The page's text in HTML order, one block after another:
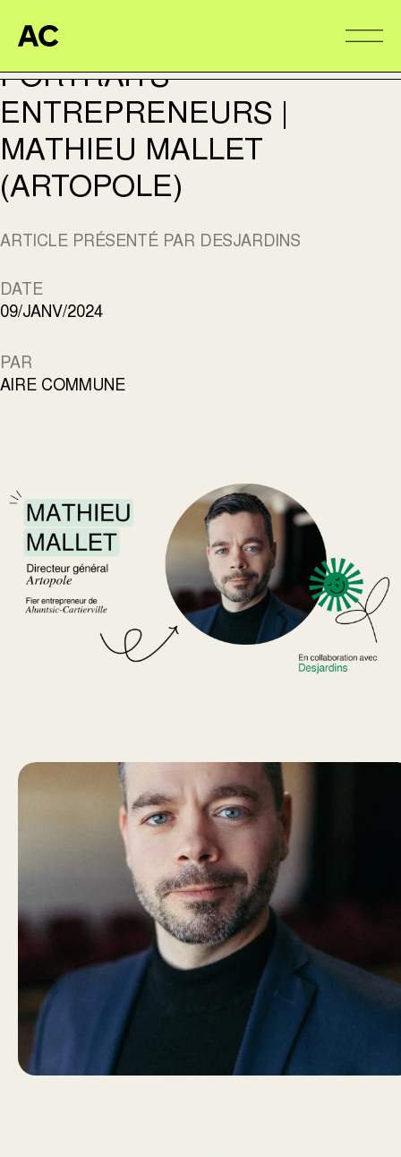
Aire Commune
PORTRAITS
ENTREPRENEURS |
MATHIEU MALLET
(ARTOPOLE)
ARTICLE PRÉSENTÉ PAR DESJARDINS
DATE
09/JANV/2024
PAR
AIRE COMMUNE